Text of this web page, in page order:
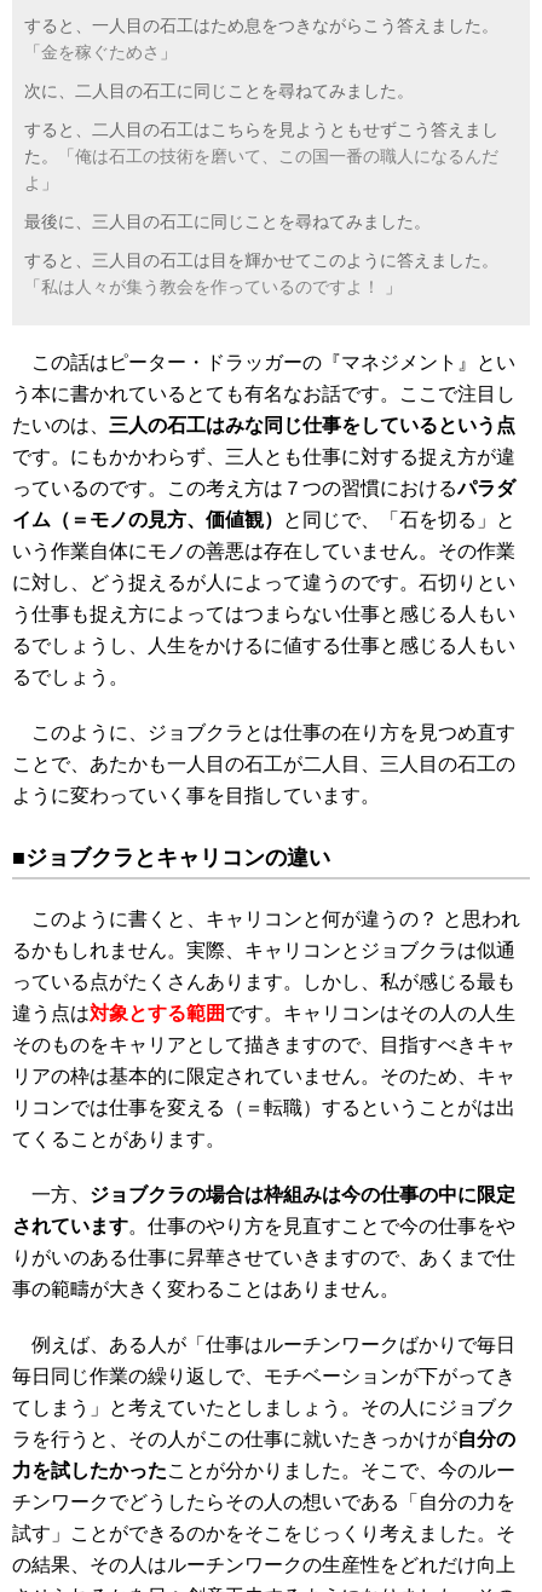
すると、一人目の石工はため息をつきながらこう答えました。
「 金を稼ぐためさ 」
次に、二人目の石工に同じことを尋ねてみました。
すると、二人目の石工はこちらを見ようともせずこう答えまし
た。「 俺は石工の技術を磨いて、この国一番の職人になるんだ
よ 」
最後に、三人目の石工に同じことを尋ねてみました。
すると、三人目の石工は目を輝かせてこのように答えました。
「 私は人々が集う教会を作っているのですよ！ 」
この話はピーター・ドラッガーの『マネジメント』とい
う本に書かれているとても有名なお話です。ここで注目し
たいのは、 三人の石工はみな同じ仕事をしているという点
です。にもかかわらず、三人とも仕事に対する捉え方が違
っているのです。この考え方は７つの習慣におけるパラダ
イム（＝モノの見方、価値観）
と同じで、「石を切る」と
いう作業自体にモノの善悪は存在していません。その作業
に対し、どう捉えるが人によって違うのです。石切りとい
う仕事も捉え方によってはつまらない仕事と感じる人もい
るでしょうし、人生をかけるに値する仕事と感じる人もい
るでしょう。
このように、ジョブクラとは仕事の在り方を見つめ直す
ことで、あたかも一人目の石工が二人目、三人目の石工の
ように変わっていく事を目指しています。
■ジョブクラとキャリコンの違い
このように書くと、キャリコンと何が違うの？ と思われ
るかもしれません。実際、キャリコンとジョブクラは似通
っている点がたくさんあります。しかし、私が感じる最も
違う点は対象とする範囲です。キャリコンはその人の人生
そのものをキャリアとして描きますので、目指すべきキャ
リアの枠は基本的に限定されていません。そのため、キャ
リコンでは仕事を変える（＝転職）するということがは出
てくることがあります。
一方、 ジョブクラの場合は枠組みは今の仕事の中に限定
されています。仕事のやり方を見直すことで今の仕事をや
りがいのある仕事に昇華させていきますので、あくまで仕
事の範疇が大きく変わることはありません。
例えば、ある人が「仕事はルーチンワークばかりで毎日
毎日同じ作業の繰り返しで、モチベーションが下がってき
てしまう」と考えていたとしましょう。その人にジョブク
ラを行うと、その人がこの仕事に就いたきっかけが自分の
力を試したかったことが分かりました。そこで、今のルー
チンワークでどうしたらその人の想いである「自分の力を
試す」ことができるのかをそこをじっくり考えました。そ
の結果、その人はルーチンワークの生産性をどれだけ向上